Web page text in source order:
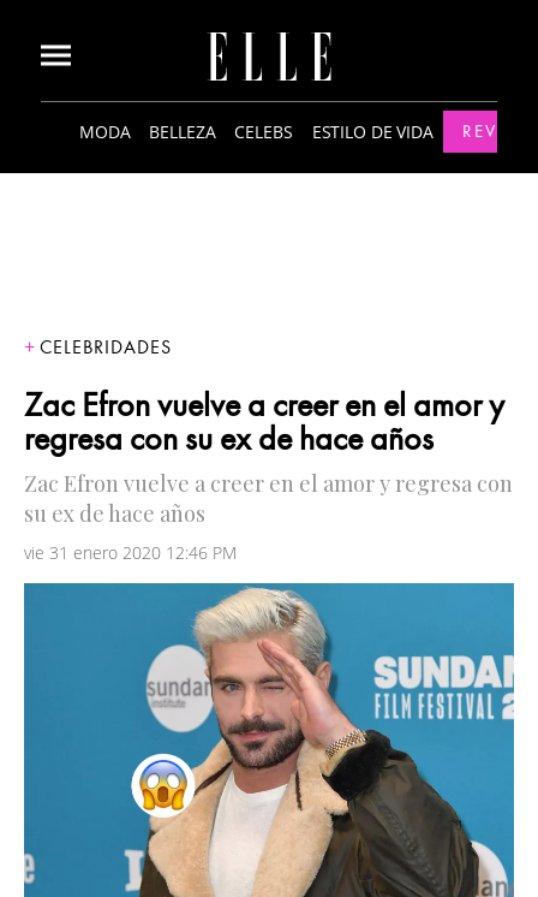
MODA BELLEZA CELEBS ESTILO DE VIDA
CELEBRIDADES
Zac Efron vuelve a creer en el amor y
regresa con su ex de hace años
Zac Efron vuelve a creer en el amor y regresa con
su ex de hace años
vie 31 enero 2020 12:46 PM